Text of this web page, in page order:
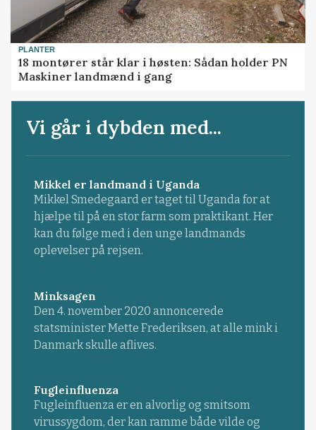
PLANTER
18 montører står klar i høsten: Sådan holder PN
Maskiner landmænd i gang
Vi går i dybden med...
Mikkel er landmand i Uganda
Mikkel Smedegaard er taget til Uganda for at
hjælpe til på en stor farm som praktikant. Her
kan du følge med i den unge landmands
oplevelser på rejsen.
Minksagen
Den 4. november 2020 annoncerede
statsminister Mette Frederiksen, at alle mink i
Danmark skulle aflives.
Fugleinfluenza
Fugleinfluenza er en alvorlig og smitsom
virussygdom, der kan ramme både vilde og